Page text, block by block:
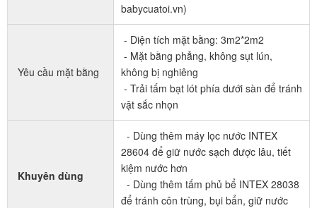
babycuatoi.vn)
Yêu cầu mặt bằng
- Diện tích mặt bằng: 3m2*2m2
- Mặt bằng phẳng, không sụt lún,
không bị nghiêng
- Trải tấm bạt lót phía dưới sàn để tránh
vật sắc nhọn
Khuyên dùng
- Dùng thêm máy lọc nước INTEX
28604 để giữ nước sạch được lâu, tiết
kiệm nước hơn
- Dùng thêm tấm phủ bể INTEX 28038
để tránh côn trùng, bụi bẩn, giữ nước